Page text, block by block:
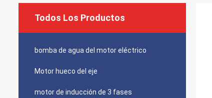
Todos Los Productos
bomba de agua del motor eléctrico
Motor hueco del eje
motor de inducción de 3 fases